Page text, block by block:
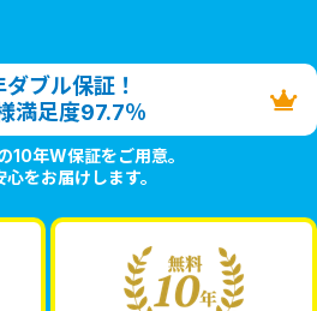
ダブル保証！
満足度97.7％
10年W保証をご用意。
をお届けします。